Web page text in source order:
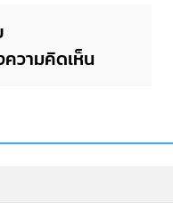
วามคิดเห็น